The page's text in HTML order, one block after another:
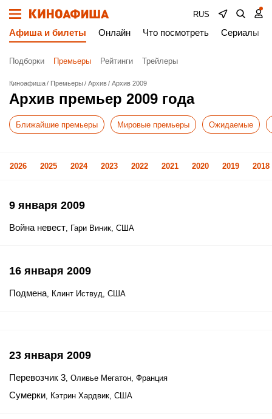
RUS
Афиша и билеты Онлайн Что посмотреть Сериалы
Подборки Премьеры Рейтинги Трейлеры
Киноафиша Премьеры Архив Архив 2009
Архив премьер 2009 года
Ближайшие премьеры Мировые премьеры Ожидаемые
2026 2025 2024 2023 2022 2021 2020 2019 2018
9 января 2009
Война невест, Гари Виник, США
16 января 2009
Подмена, Клинт Иствуд, США
23 января 2009
Перевозчик 3, Оливье Мегатон, Франция
Сумерки, Кэтрин Хардвик, США